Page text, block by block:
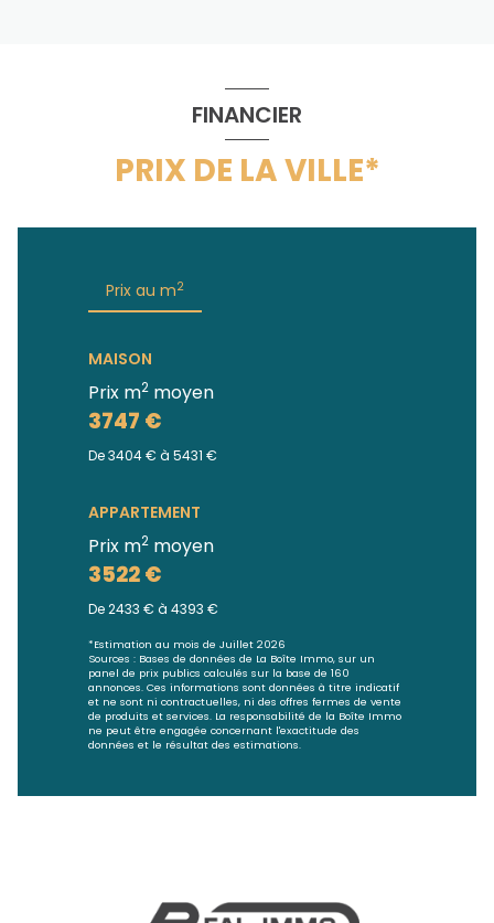
FINANCIER
PRIX DE LA VILLE*
Prix au m2
MAISON
Prix m2 moyen
3747 €
De 3404 € à 5431 €
APPARTEMENT
Prix m2 moyen
3522 €
De 2433 € à 4393 €
*Estimation au mois de Juillet 2026
Sources : Bases de données de La Boîte Immo, sur un
panel de prix publics calculés sur la base de 160
annonces. Ces informations sont données à titre indicatif
et ne sont ni contractuelles, ni des offres fermes de vente
de produits et services. La responsabilité de la Boîte Immo
ne peut être engagée concernant l'exactitude des
données et le résultat des estimations.